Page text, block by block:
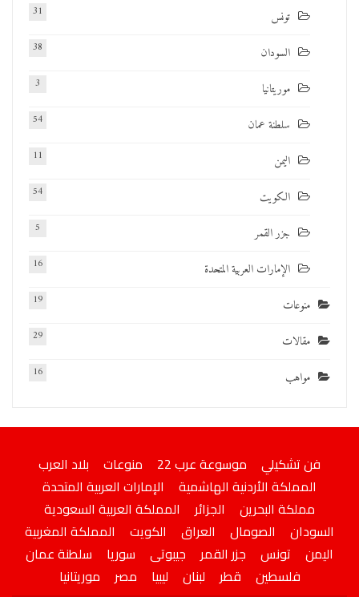
تونس 31
السودان 38
موريتانيا 3
سلطنة عمان 54
اليمن 11
الكويت 54
جزر القمر 5
الإمارات العربية المتحدة 16
منوعات 19
مقالات 29
مواهب 16
فن تشكيلي موسوعة عرب 22 منوعات
بلاد العرب
المملكة الأردنية الهاشمية
الإمارات العربية المتحدة
مملكة البحرين
الجزائر
المملكة العربية السعودية
السودان
الصومال العراق الكويت
المملكة المغربية
اليمن
تونس جزر القمر جيبوتى سوريا
سلطنة عمان
فلسطين
قطر لبنان ليبيا مصر موريتانيا